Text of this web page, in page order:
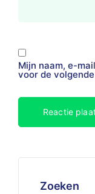
Mijn naam, e-
voor de
Zoeken